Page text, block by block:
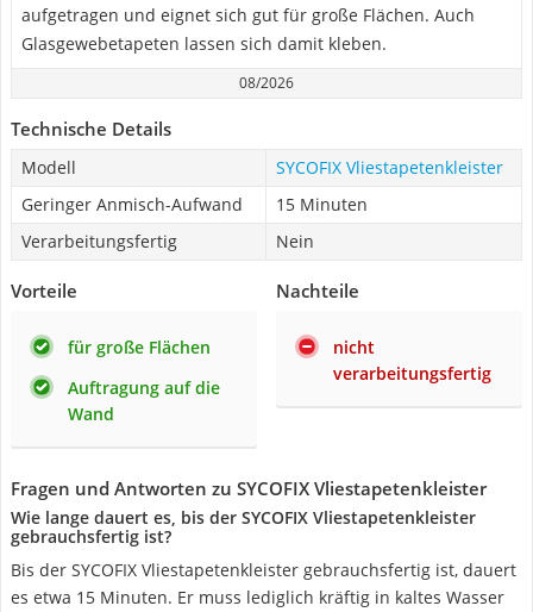
aufgetragen und eignet sich gut für große Flächen. Auch
Glasgewebetapeten lassen sich damit kleben.
08/2026
Technische Details
Modell
SYCOFIX Vliestapetenkleister
Geringer Anmisch-Aufwand
15 Minuten
Verarbeitungsfertig
Nein
Vorteile
für große Flächen
Auftragung auf die
Wand
Nachteile
nicht
verarbeitungsfertig
Fragen und Antworten zu SYCOFIX Vliestapetenkleister
Wie lange dauert es, bis der SYCOFIX Vliestapetenkleister
gebrauchsfertig ist?
Bis der SYCOFIX Vliestapetenkleister gebrauchsfertig ist, dauert
es etwa 15 Minuten. Er muss lediglich kräftig in kaltes Wasser